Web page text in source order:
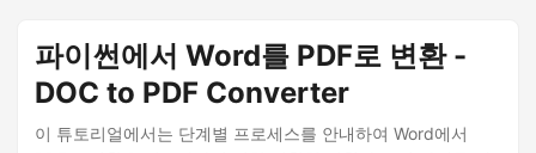
파이썬에서 Word를 PDF로 변환 -
DOC to PDF Converter
이 튜토리얼에서는 단계별 프로세스를 안내하여 Word에서